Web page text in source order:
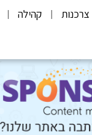
צרכנות קהילה